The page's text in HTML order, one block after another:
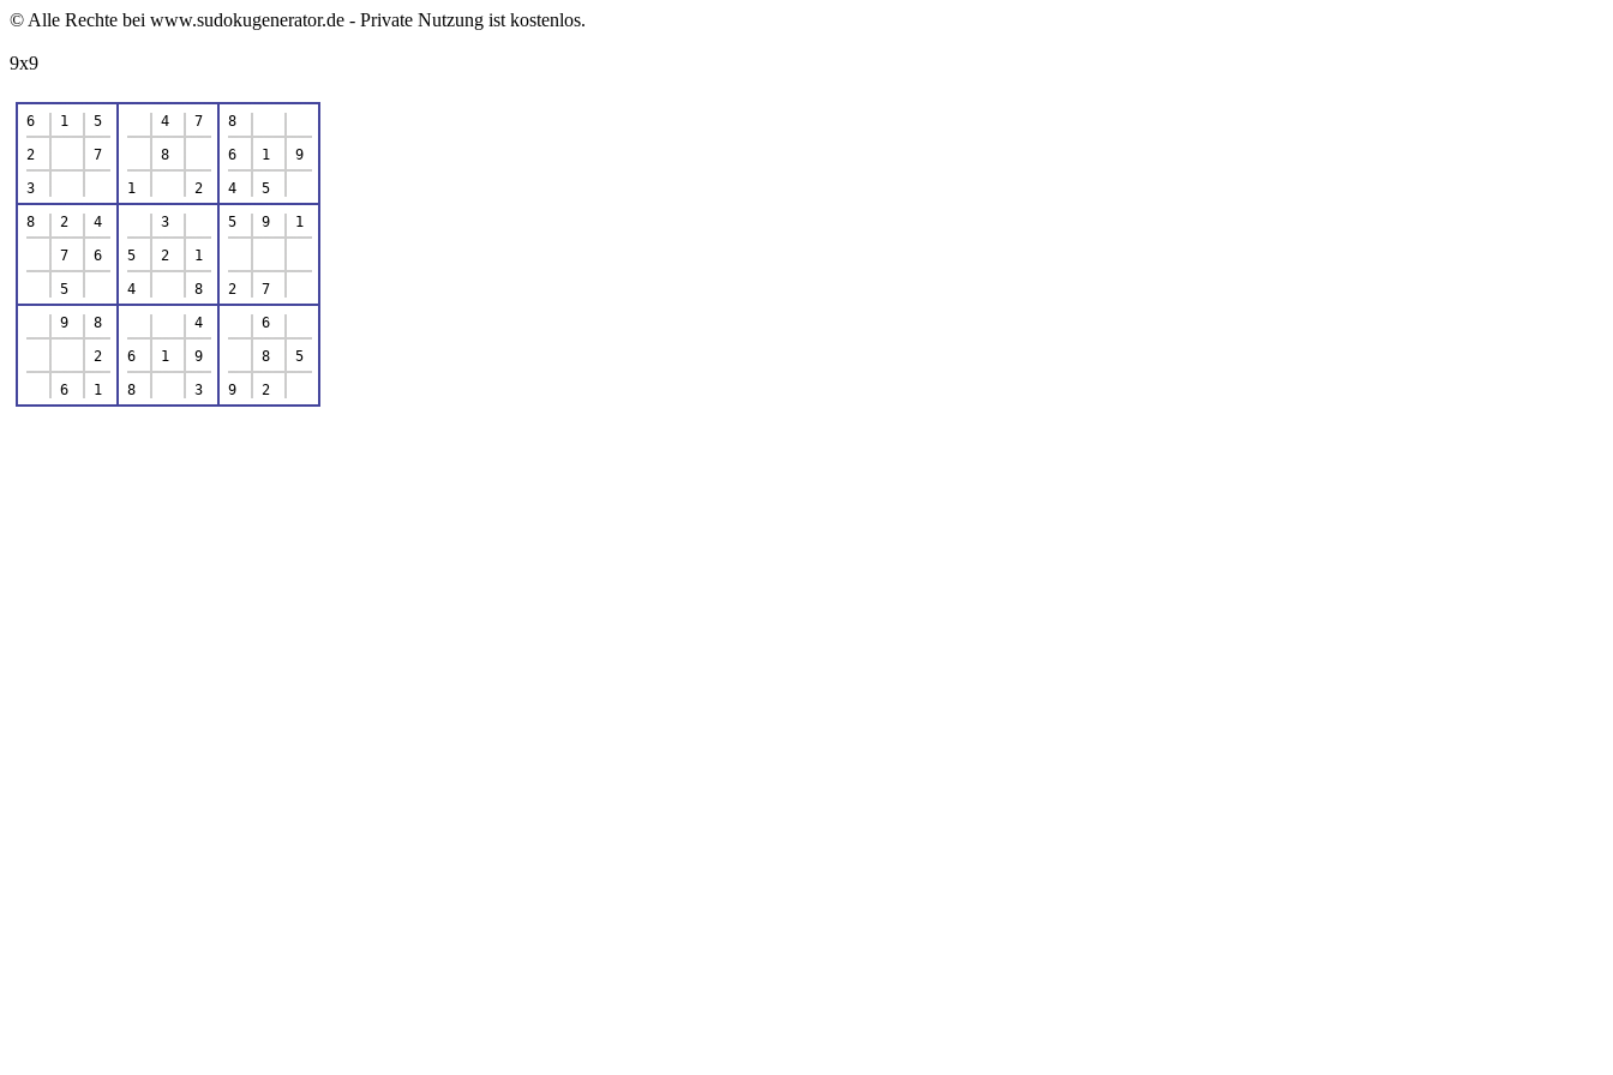
© Alle Rechte bei www.sudokugenerator.de - Private Nutzung ist kostenlos.
9x9
6 1 5 4 7
8
2
7 8 6 1
9
3
1 2 4
5
8
2 4 3 5 9
1
7
6 5 2
1
5
4 8 2
7
9
8 4
6
2
6 1 9 8
5
6
1 8 3 9 2